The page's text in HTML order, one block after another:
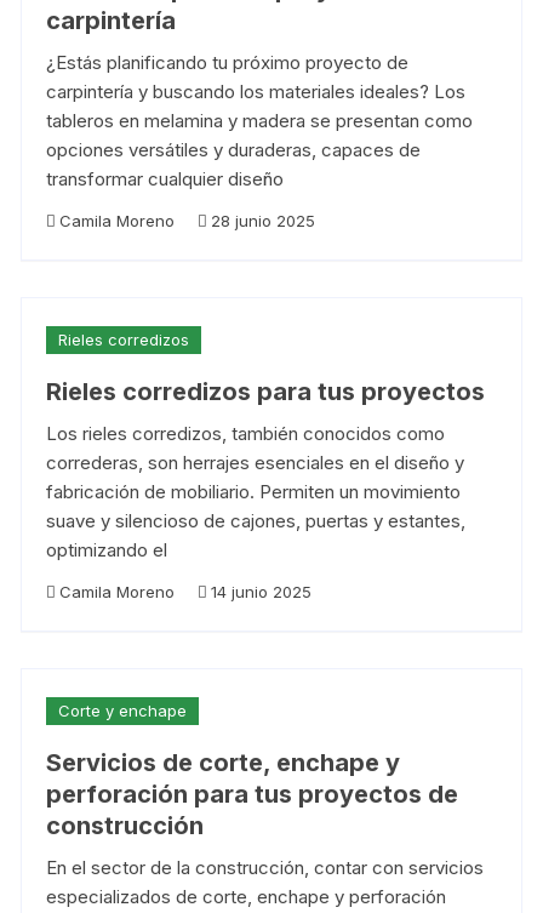
carpintería
¿Estás planificando tu próximo proyecto de
carpintería y buscando los materiales ideales? Los
tableros en melamina y madera se presentan como
opciones versátiles y duraderas, capaces de
transformar cualquier diseño
Camila Moreno 28 junio 2025
Rieles corredizos
Rieles corredizos para tus proyectos
Los rieles corredizos, también conocidos como
correderas, son herrajes esenciales en el diseño y
fabricación de mobiliario. Permiten un movimiento
suave y silencioso de cajones, puertas y estantes,
optimizando el
Camila Moreno 14 junio 2025
Corte y enchape
Servicios de corte, enchape y
perforación para tus proyectos de
construcción
En el sector de la construcción, contar con servicios
especializados de corte, enchape y perforación